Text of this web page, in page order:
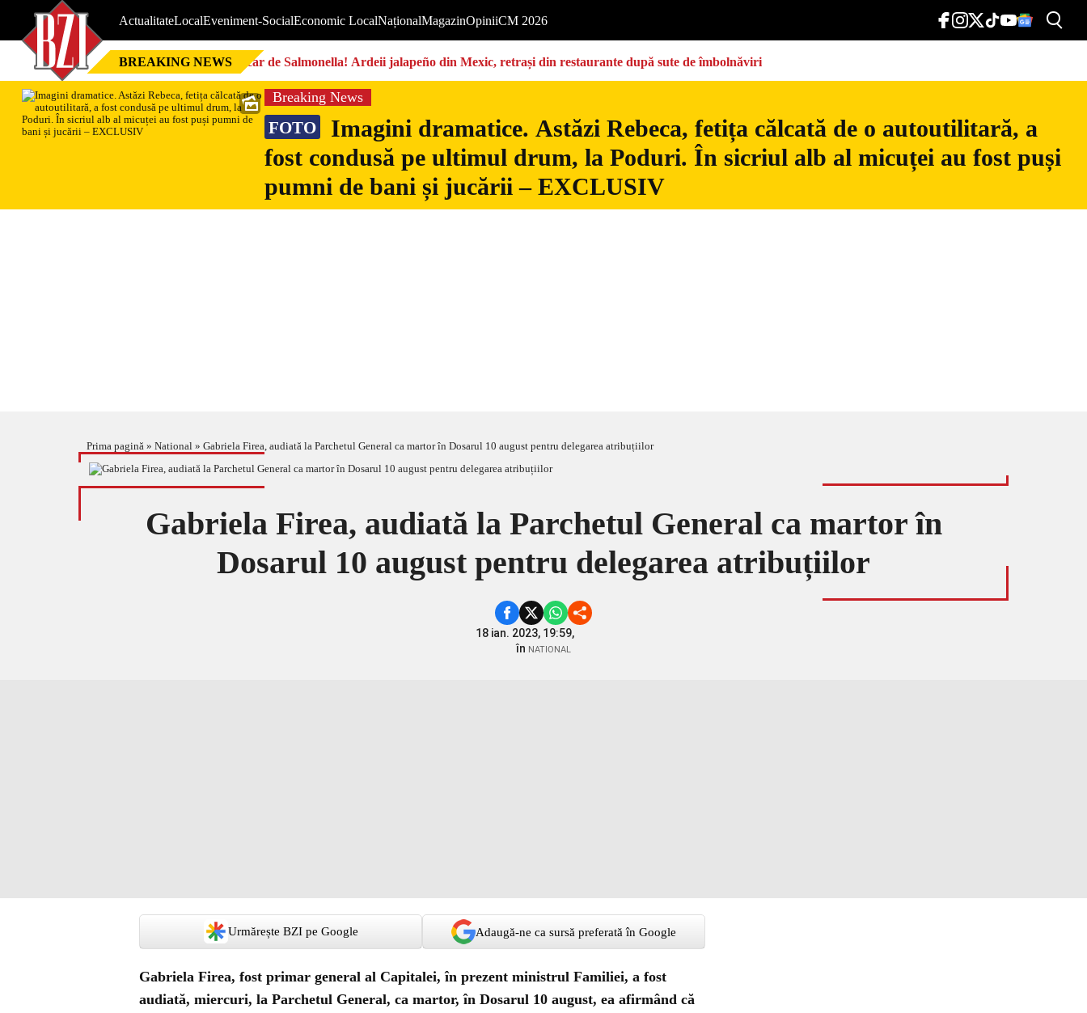
ActualitateLocalEveniment-SocialEconomic LocalNaționalMagazinOpiniiCM 2026
BREAKING NEWS Focar de Salmonella! Ardeii jalapeño din Mexic, retrași din restaurante după sute de îmbolnăviri
Breaking News
FOTO
Imagini dramatice. Astăzi Rebeca, fetița călcată de o autoutilitară, a
fost condusă pe ultimul drum, la Poduri. În sicriul alb al micuței au fost puși
pumni de bani și jucării – EXCLUSIV
Prima pagină » National » Gabriela Firea, audiată la Parchetul General ca martor în Dosarul 10 august pentru delegarea atribuțiilor
Gabriela Firea, audiată la Parchetul General ca martor în
Dosarul 10 august pentru delegarea atribuțiilor
18 ian. 2023, 19:59,
în NATIONAL
Urmărește BZI pe Google Adaugă-ne ca sursă preferată în Google
Gabriela Firea, fost primar general al Capitalei, în prezent ministrul Familiei, a fost
audiată, miercuri, la Parchetul General, ca martor, în Dosarul 10 august, ea afirmând că